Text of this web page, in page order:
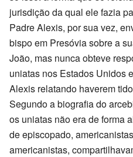
jurisdição da qual ele fazia
Padre Alexis, por sua vez,
bispo em Presóvia sobre a
João, mas nunca obteve
uniatas nos Estados Unidos
Alexis relatando haverem
Segundo a biografia do
os uniatas não era de forma
de episcopado,
americanistas,